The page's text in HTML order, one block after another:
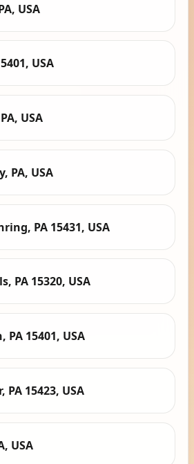
USA
USA
USA
PA, USA
PA 15431, USA
PA 15320, USA
15401, USA
PA 15423, USA
USA